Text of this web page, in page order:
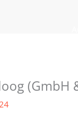
(GmbH